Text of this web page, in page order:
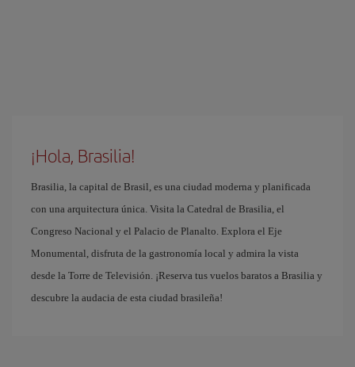
¡Hola, Brasilia!
Brasilia, la capital de Brasil, es una ciudad moderna y planificada
con una arquitectura única. Visita la Catedral de Brasilia, el
Congreso Nacional y el Palacio de Planalto. Explora el Eje
Monumental, disfruta de la gastronomía local y admira la vista
desde la Torre de Televisión. ¡Reserva tus vuelos baratos a Brasilia y
descubre la audacia de esta ciudad brasileña!